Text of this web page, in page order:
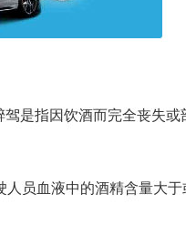
是指因饮酒而完全丧失或
员血液中的酒精含量大